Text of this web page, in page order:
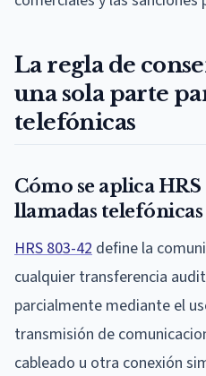
La regla de
una sola parte
telefónicas
Cómo se aplica HRS
llamadas telefónicas
HRS 803-42 define la
cualquier transferencia
parcialmente mediante el
transmisión de
cableado u otra conexión